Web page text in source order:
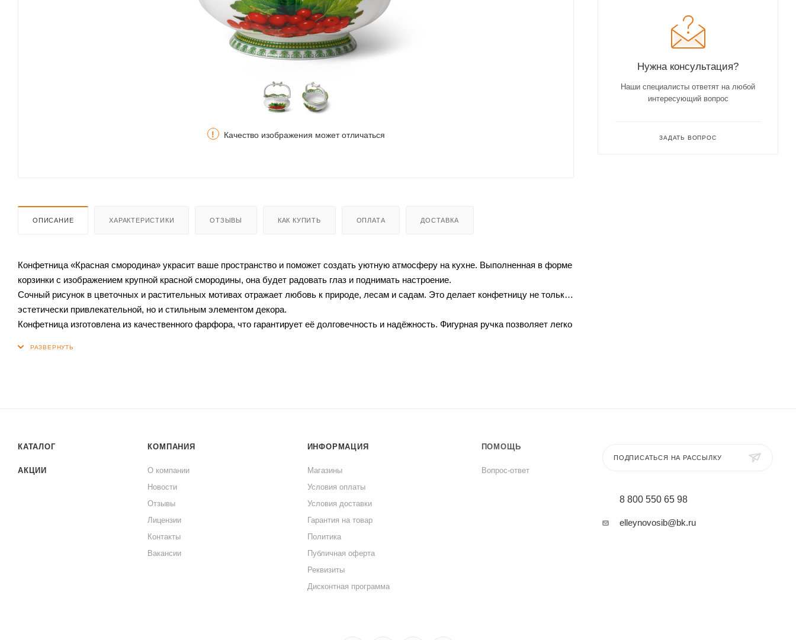
! Качество изображения может отличаться
ОПИСАНИЕ ХАРАКТЕРИСТИКИ ОТЗЫВЫ КАК КУПИТЬ ОПЛАТА ДОСТАВКА
Конфетница «Красная смородина» украсит ваше пространство и поможет создать уютную атмосферу на кухне. Выполненная в форме
корзинки с изображением крупной красной смородины, она будет радовать глаз и поднимать настроение.
Сочный рисунок в цветочных и растительных мотивах отражает любовь к природе, лесам и садам. Это делает конфетницу не только
эстетически привлекательной, но и стильным элементом декора.
Конфетница изготовлена из качественного фарфора, что гарантирует её долговечность и надёжность. Фигурная ручка позволяет легко
Нужна консультация?
Наши специалисты ответят на любой
интересующий вопрос
ЗАДАТЬ ВОПРОС
КАТАЛОГ
АКЦИИ
КОМПАНИЯ
О компании
Новости
Отзывы
Лицензии
Контакты
Вакансии
ИНФОРМАЦИЯ
Магазины
Условия оплаты
Условия доставки
Гарантия на товар
Политика
Публичная оферта
Реквизиты
Дисконтная программа
ПОМОЩЬ
Вопрос-ответ
ПОДПИСАТЬСЯ НА РАССЫЛКУ
8 800 550 65 98
elleynovosib@bk.ru